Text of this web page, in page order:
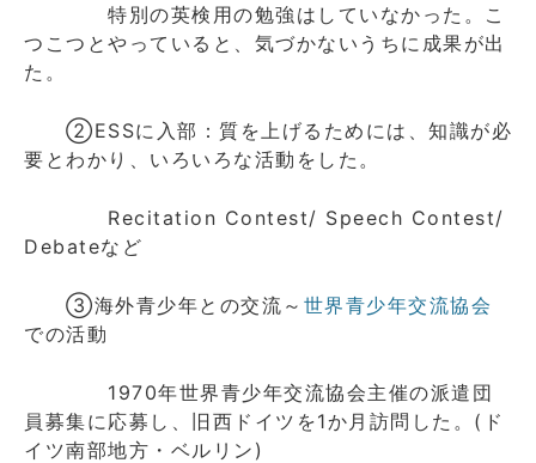
特別の英検用の勉強はしていなかった。こ
つこつとやっていると、気づかないうちに成果が出
た。
②ESSに入部：質を上げるためには、知識が必
要とわかり、いろいろな活動をした。
Recitation Contest/ Speech Contest/
Debateなど
③海外青少年との交流～ 世界青少年交流協会
での活動
1970年世界青少年交流協会主催の派遣団
員募集に応募し、旧西ドイツを1か月訪問した。(ド
イツ南部地方・ベルリン)